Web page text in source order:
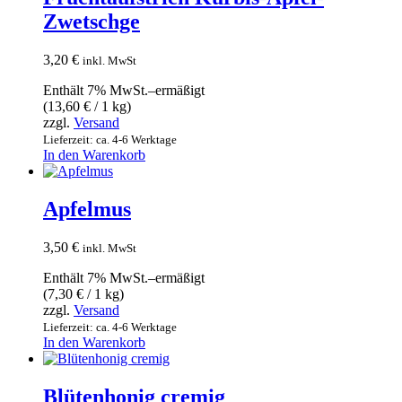
Zwetschge
3,20 € inkl. MwSt
Enthält 7% MwSt.–ermäßigt
(13,60 € / 1 kg)
zzgl. Versand
Lieferzeit: ca. 4-6 Werktage
In den Warenkorb
Apfelmus
3,50 € inkl. MwSt
Enthält 7% MwSt.–ermäßigt
(7,30 € / 1 kg)
zzgl. Versand
Lieferzeit: ca. 4-6 Werktage
In den Warenkorb
Blütenhonig cremig